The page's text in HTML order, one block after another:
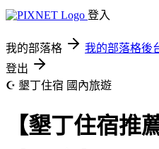
登入
我的部落格 我的部落格後
登出
☪ 墾丁住宿 國內旅遊
【墾丁住宿推